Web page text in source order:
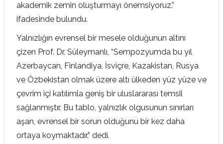
akademik zemin oluşturmayı önemsiyoruz.”
ifadesinde bulundu.
Yalnızlığın evrensel bir mesele olduğunun altını
çizen Prof. Dr. Süleymanlı, “Sempozyumda bu yıl
Azerbaycan, Finlandiya, İsviçre, Kazakistan, Rusya
ve Özbekistan olmak üzere altı ülkeden yüz yüze ve
çevrim içi katılımla geniş bir uluslararası temsil
sağlanmıştır. Bu tablo, yalnızlık olgusunun sınırları
aşan, evrensel bir sorun olduğunu bir kez daha
ortaya koymaktadır.” dedi.